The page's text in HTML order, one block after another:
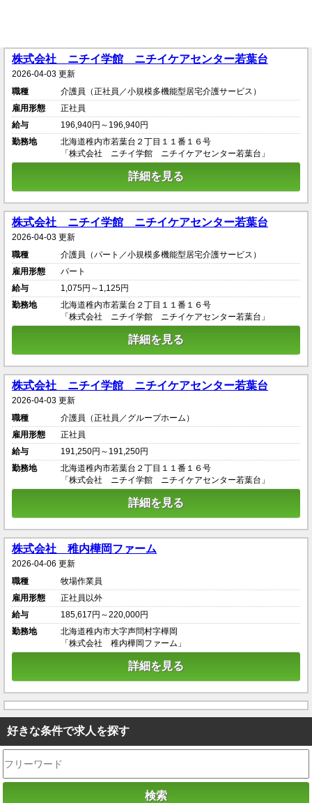
株式会社 ニチイ学館 ニチイケアセンター若葉台
2026-04-03 更新
職種
介護員（正社員／小規模多機能型居宅介護サービス）
雇用形態
正社員
給与
196,940円～196,940円
勤務地
北海道稚内市若葉台２丁目１１番１６号
「株式会社 ニチイ学館 ニチイケアセンター若葉台」
詳細を見る
株式会社 ニチイ学館 ニチイケアセンター若葉台
2026-04-03 更新
職種
介護員（パート／小規模多機能型居宅介護サービス）
雇用形態
パート
給与
1,075円～1,125円
勤務地
北海道稚内市若葉台２丁目１１番１６号
「株式会社 ニチイ学館 ニチイケアセンター若葉台」
詳細を見る
株式会社 ニチイ学館 ニチイケアセンター若葉台
2026-04-03 更新
職種
介護員（正社員／グループホーム）
雇用形態
正社員
給与
191,250円～191,250円
勤務地
北海道稚内市若葉台２丁目１１番１６号
「株式会社 ニチイ学館 ニチイケアセンター若葉台」
詳細を見る
株式会社 稚内樺岡ファーム
2026-04-06 更新
職種
牧場作業員
雇用形態
正社員以外
給与
185,617円～220,000円
勤務地
北海道稚内市大字声問村字樺岡
「株式会社 稚内樺岡ファーム」
詳細を見る
好きな条件で求人を探す